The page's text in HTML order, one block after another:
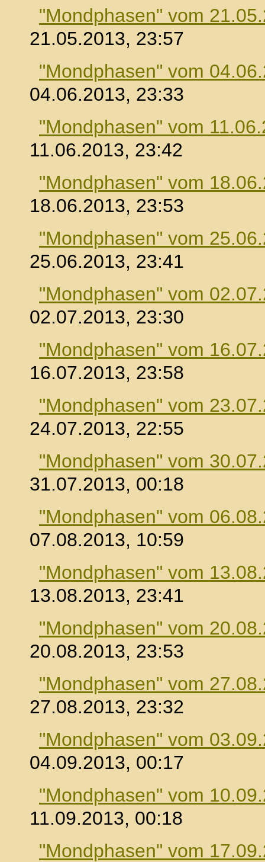
"Mondphasen" vom
21.05.2013, 23:57
"Mondphasen" vom
04.06.2013, 23:33
"Mondphasen" vom
11.06.2013, 23:42
"Mondphasen" vom
18.06.2013, 23:53
"Mondphasen" vom
25.06.2013, 23:41
"Mondphasen" vom
02.07.2013, 23:30
"Mondphasen" vom
16.07.2013, 23:58
"Mondphasen" vom
24.07.2013, 22:55
"Mondphasen" vom
31.07.2013, 00:18
"Mondphasen" vom
07.08.2013, 10:59
"Mondphasen" vom
13.08.2013, 23:41
"Mondphasen" vom
20.08.2013, 23:53
"Mondphasen" vom
27.08.2013, 23:32
"Mondphasen" vom
04.09.2013, 00:17
"Mondphasen" vom
11.09.2013, 00:18
"Mondphasen" vom